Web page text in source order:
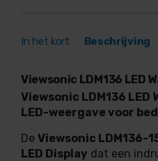
In het kort Beschrijving
Viewsonic LDM136 LED
Viewsonic LDM136 LED
LED-weergave voor
De Viewsonic LDM136-
LED Display dat een